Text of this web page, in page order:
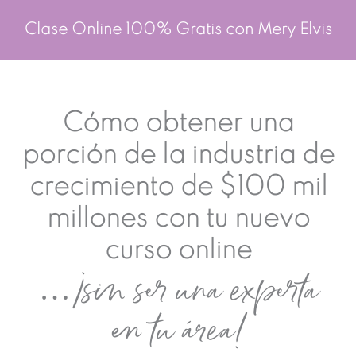
contenido
Clase Online 100% Gratis con Mery Elvis
Cómo obtener una
porción de la industria de
crecimiento de $100 mil
millones con tu nuevo
curso online
…¡sin ser una experta
en tu área!